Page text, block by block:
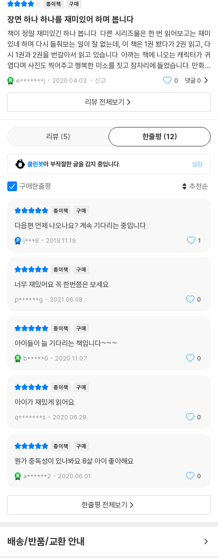
종이책 구매
장면 하나 하나를 재미있어 하며 봅니다
책이 정말 재미있긴 하나 봅니다. 다른 시리즈물은 한 번 읽어보고는 재미
있네 하며 다시 들춰보는 일이 잘 없는데, 이 책은 1권 봤다가 2권 읽고, 다
시 1권과 2권을 번갈아서 읽고 있습니다. 아까는 책에 니오는 캐릭터가 귀
엽다며 사진도 찍어주고 행복한 미소를 짓고 잠자리에 들었습니다. 만화내
용과 더불어 바둑의 여러 가지 기술에 대해서도 습득할 수 있었으면 더욱
좋겠습니다. 3
e*******j 2020.04.03. 신고 0 댓글0
리뷰 전체보기
리뷰 5 한줄평 12
클린봇이 부적절한 글을 감지 중입니다. 설정
구매한줄평 추천순
종이책 구매
다음편 언제 나오나요? 계속 기다리는 중입니다.
j***8 2019.11.19. 1
종이책 구매
너무 재밌어요 꼭 한번쯤은 보세요
p******g 2021.06.08. 0
종이책 구매
아이들이 늘 기다리는 책입니다~~~
b*****0 2020.11.07. 0
종이책 구매
아이가 재밌게 읽어요.
q*******s 2020.06.28. 0
종이책 구매
뭔가 중독성이 있나봐요 8살 아이 좋아해요
a******2 2020.06.01. 0
한줄평 전체보기
배송/반품/교환 안내